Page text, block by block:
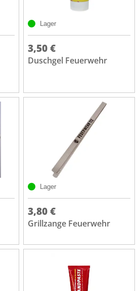
Lager
3,50 €
Duschgel Feuerwehr
Lager
3,80 €
Grillzange Feuerwehr